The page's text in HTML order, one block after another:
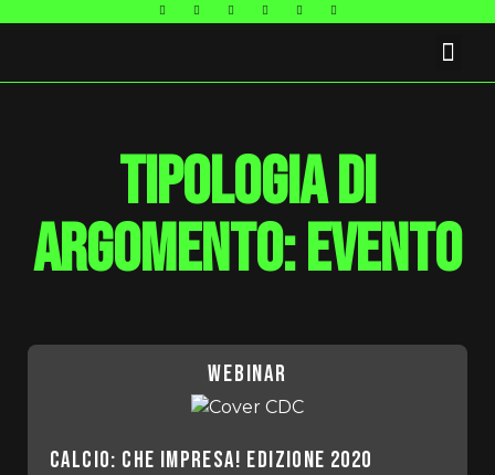
Tipologia di
argomento: evento
webinar
Calcio: che impresa! Edizione 2020